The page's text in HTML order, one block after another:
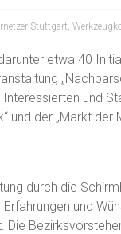
Stuttgart,
etwa 40
und
und der „Markt der
durch die
und
Die